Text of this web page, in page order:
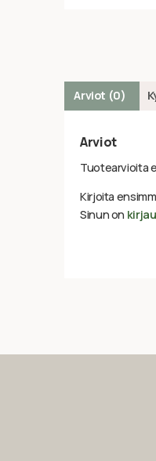
Arviot (0)
Arviot
Tuotearvioita
Kirjoita
Sinun on